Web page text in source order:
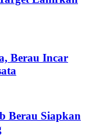
Berau Incar
Berau Siapkan